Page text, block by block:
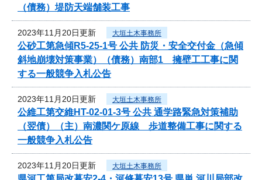
（債務）堤防天端舗装工事
2023年11月20日更新 大垣土木事務所
公砂工第急傾R5-25-1号 公共 防災・安全交付金（急傾
斜地崩壊対策事業）（債務）南部1 擁壁工工事に関
する一般競争入札公告
2023年11月20日更新 大垣土木事務所
公維工第交維HT-02-01-3号 公共 通学路緊急対策補助
（翌債）（主）南濃関ケ原線 歩道整備工事に関する
一般競争入札公告
2023年11月20日更新 大垣土木事務所